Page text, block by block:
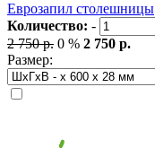
Еврозапил столешницы
Количество: -
2 750 р. 0 % 2 750 р.
Размер: